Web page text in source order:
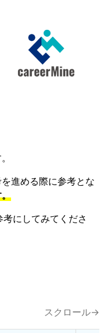
進める際に参考とな
にしてみてくださ
スクロール→